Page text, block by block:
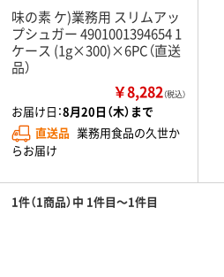
味の素 ケ)業務用 スリムアッ
プシュガー 4901001394654 1
ケース (1g×300)×6PC（直送
品）
￥8,282（税込）
お届け日：8月20日（木）まで
直送品 業務用食品の久世か
らお届け
1件（1商品）中 1件目～1件目